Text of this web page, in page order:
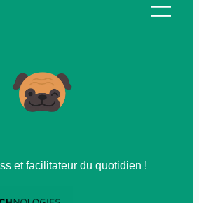
et facilitateur du quotidien !